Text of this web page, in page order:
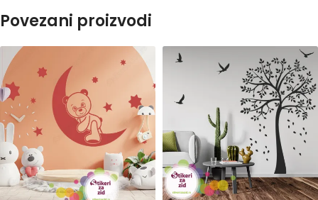
Povezani proizvodi